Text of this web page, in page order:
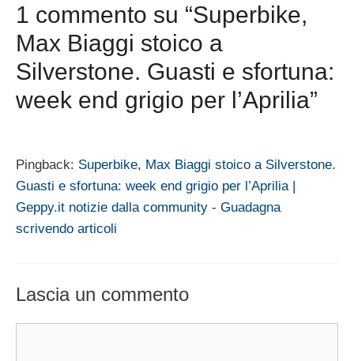
1 commento su “Superbike,
Max Biaggi stoico a
Silverstone. Guasti e sfortuna:
week end grigio per l’Aprilia”
Pingback: Superbike, Max Biaggi stoico a Silverstone.
Guasti e sfortuna: week end grigio per l’Aprilia |
Geppy.it notizie dalla community - Guadagna
scrivendo articoli
Lascia un commento